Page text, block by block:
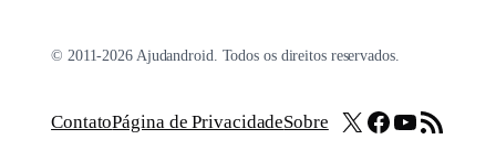
© 2011-2026 Ajudandroid. Todos os direitos reservados.
ContatoPágina de PrivacidadeSobre X Facebook
Youtube
Feed RSS